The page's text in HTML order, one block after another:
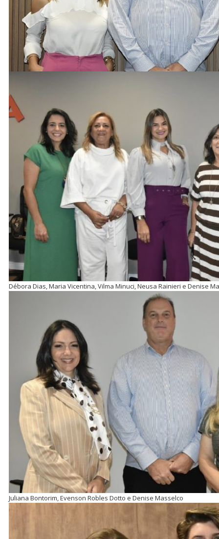
Débora Dias, Maria Vicentina, Vilma Minuci, Neusa Rainieri e Denise
Juliana Bontorim, Evenson Robles Dotto e Denise Masselco